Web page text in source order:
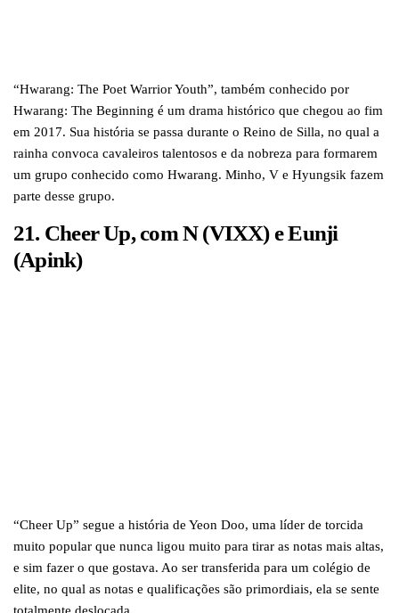
“Hwarang: The Poet Warrior Youth”, também conhecido por
Hwarang: The Beginning é um drama histórico que chegou ao fim
em 2017. Sua história se passa durante o Reino de Silla, no qual a
rainha convoca cavaleiros talentosos e da nobreza para formarem
um grupo conhecido como Hwarang. Minho, V e Hyungsik fazem
parte desse grupo.
21. Cheer Up, com N (VIXX) e Eunji
(Apink)
“Cheer Up” segue a história de Yeon Doo, uma líder de torcida
muito popular que nunca ligou muito para tirar as notas mais altas,
e sim fazer o que gostava. Ao ser transferida para um colégio de
elite, no qual as notas e qualificações são primordiais, ela se sente